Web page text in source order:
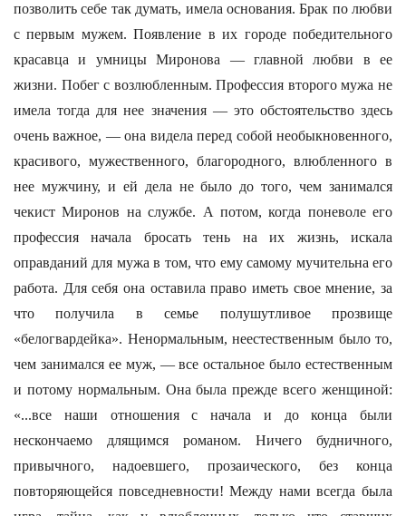
позволить себе так думать, имела основания. Брак по любви
с первым мужем. Появление в их городе победительного
красавца и умницы Миронова — главной любви в ее
жизни. Побег с возлюбленным. Профессия второго мужа не
имела тогда для нее значения — это обстоятельство здесь
очень важное, — она видела перед собой необыкновенного,
красивого, мужественного, благородного, влюбленного в
нее мужчину, и ей дела не было до того, чем занимался
чекист Миронов на службе. А потом, когда поневоле его
профессия начала бросать тень на их жизнь, искала
оправданий для мужа в том, что ему самому мучительна его
работа. Для себя она оставила право иметь свое мнение, за
что получила в семье полушутливое прозвище
«белогвардейка». Ненормальным, неестественным было то,
чем занимался ее муж, — все остальное было естественным
и потому нормальным. Она была прежде всего женщиной:
«...все наши отношения с начала и до конца были
нескончаемо длящимся романом. Ничего будничного,
привычного, надоевшего, прозаического, без конца
повторяющейся повседневности! Между нами всегда была